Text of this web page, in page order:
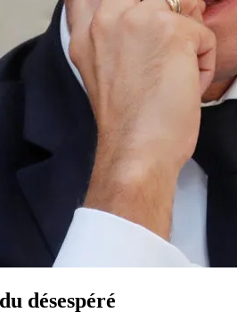
désespéré